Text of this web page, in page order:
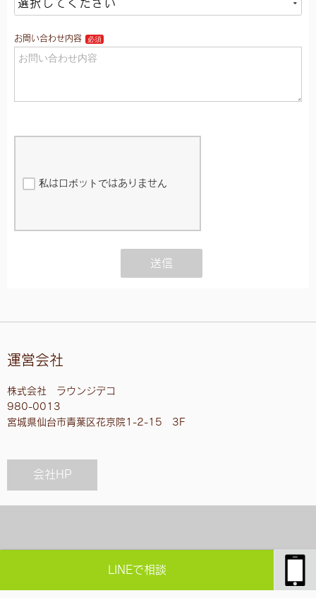
LINEで相談
運営会社
株式会社 ラウンジデコ
980-0013
宮城県仙台市青葉区花京院1-2-15 3F
会社HP